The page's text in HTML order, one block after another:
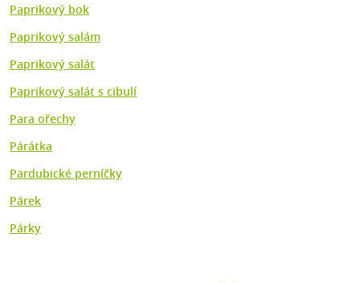
Paprikový bok
Paprikový salám
Paprikový salát
Paprikový salát s cibulí
Para ořechy
Párátka
Pardubické perníčky
Párek
Párky